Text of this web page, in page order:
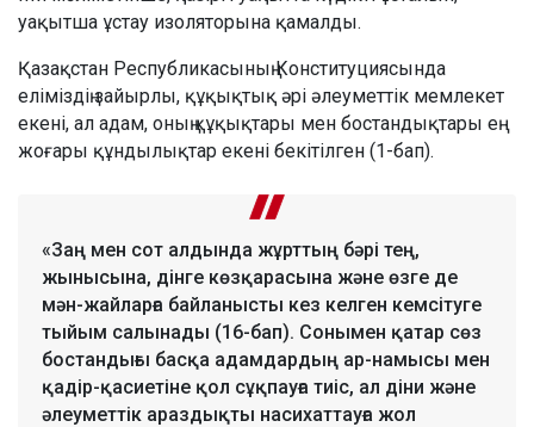
уақытша ұстау изоляторына қамалды.
Қазақстан Республикасының Конституциясында
еліміздің зайырлы, құқықтық әрі әлеуметтік мемлекет
екені, ал адам, оның құқықтары мен бостандықтары ең
жоғары құндылықтар екені бекітілген (1-бап).
«Заң мен сот алдында жұрттың бәрі тең,
жынысына, дінге көзқарасына және өзге де
мән-жайларға байланысты кез келген кемсітуге
тыйым салынады (16-бап). Сонымен қатар сөз
бостандығы басқа адамдардың ар-намысы мен
қадір-қасиетіне қол сұқпауға тиіс, ал діни және
әлеуметтік араздықты насихаттауға жол